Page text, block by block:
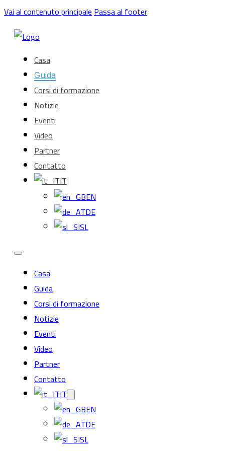
Vai al contenuto principalePassa al footer
Casa
Guida
Corsi di formazione
Notizie
Eventi
Video
Partner
Contatto
IT
EN
DE
SL
Casa
Guida
Corsi di formazione
Notizie
Eventi
Video
Partner
Contatto
IT
EN
DE
SL